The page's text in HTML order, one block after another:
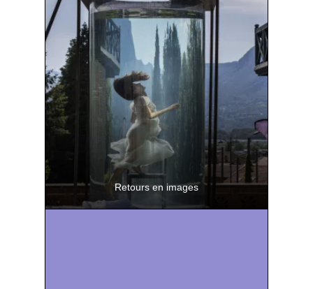
La presse présente Paysage>Paysages
Retours en images